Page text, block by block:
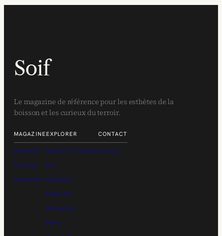
Soif
Le magazine de référence pour les esthètes de la
boisson et les curieux du terroir.
MAGAZINE
Manifeste
Archives
Newsletter
EXPLORER
Apéritif et Liqueur
Bar
Cocktails
Flash Info
Restaurant
Bière
CONTACT
Contact